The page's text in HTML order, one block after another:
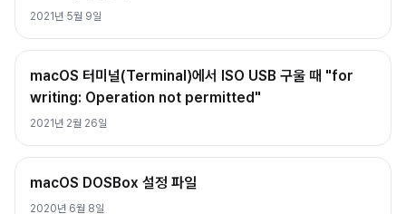
2021년 5월 9일
macOS 터미널(Terminal)에서 ISO USB 구울 때 "for
writing: Operation not permitted"
2021년 2월 26일
macOS DOSBox 설정 파일
2020년 6월 8일